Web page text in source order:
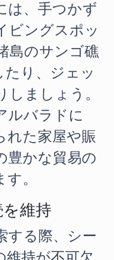
は、手つかず
ビングスポッ
島のサンゴ礁
たり、ジェッ
しましょう。
ルバラドに
れた家屋や賑
豊かな貿易の
。
維持
する際、シー